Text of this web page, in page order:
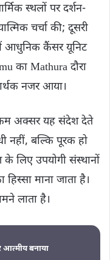
स्थलों पर दर्शन-
चर्चा की; दूसरी
आधुनिक कैंसर यूनिट
का Mathura दौरा
नजर आया।
अक्सर यह संदेश देते
नहीं, बल्कि पूरक हो
लिए उपयोगी संस्थानों
माना जाता है।
लाता है।
आत्मीय बनाया